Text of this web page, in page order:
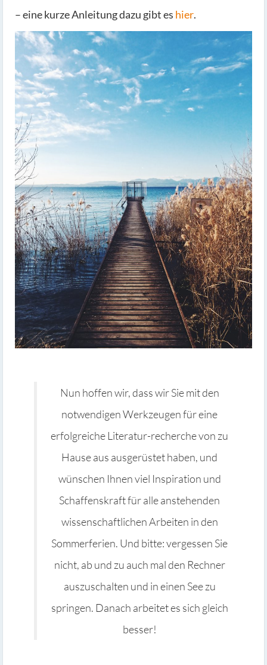
– eine kurze Anleitung dazu gibt es hier.
Nun hoffen wir, dass wir Sie mit den
notwendigen Werkzeugen für eine
erfolgreiche Literatur-recherche von zu
Hause aus ausgerüstet haben, und
wünschen Ihnen viel Inspiration und
Schaffenskraft für alle anstehenden
wissenschaftlichen Arbeiten in den
Sommerferien. Und bitte: vergessen Sie
nicht, ab und zu auch mal den Rechner
auszuschalten und in einen See zu
springen. Danach arbeitet es sich gleich
besser!